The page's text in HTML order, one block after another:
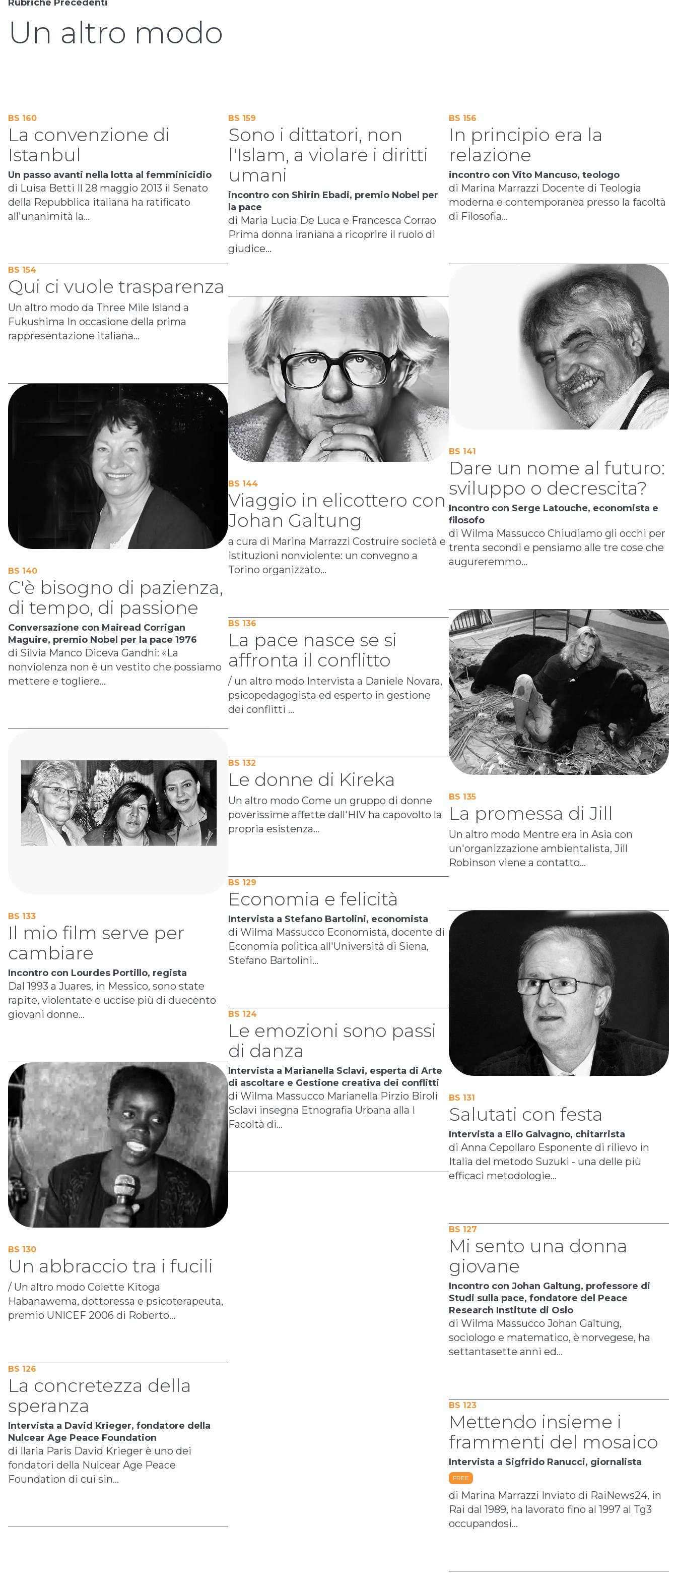
Rubriche Precedenti
Un altro modo
BS 160
La convenzione di
Istanbul
Un passo avanti nella lotta al femminicidio
di Luisa Betti Il 28 maggio 2013 il Senato
della Repubblica italiana ha ratificato
all'unanimità la...
BS 154
Qui ci vuole trasparenza
Un altro modo da Three Mile Island a
Fukushima In occasione della prima
rappresentazione italiana...
BS 140
C'è bisogno di pazienza,
di tempo, di passione
Conversazione con Mairead Corrigan
Maguire, premio Nobel per la pace 1976
di Silvia Manco Diceva Gandhi: «La
nonviolenza non è un vestito che possiamo
mettere e togliere...
BS 133
Il mio film serve per
cambiare
Incontro con Lourdes Portillo, regista
Dal 1993 a Juares, in Messico, sono state
rapite, violentate e uccise più di duecento
giovani donne...
BS 130
Un abbraccio tra i fucili
/ Un altro modo Colette Kitoga
Habanawema, dottoressa e psicoterapeuta,
premio UNICEF 2006 di Roberto...
BS 126
La concretezza della
speranza
Intervista a David Krieger, fondatore della
Nulcear Age Peace Foundation
di Ilaria Paris David Krieger è uno dei
fondatori della Nulcear Age Peace
Foundation di cui sin...
BS 159
Sono i dittatori, non
l'Islam, a violare i diritti
umani
incontro con Shirin Ebadi, premio Nobel per
la pace
di Maria Lucia De Luca e Francesca Corrao
Prima donna iraniana a ricoprire il ruolo di
giudice...
BS 144
Viaggio in elicottero con
Johan Galtung
a cura di Marina Marrazzi Costruire società e
istituzioni nonviolente: un convegno a
Torino organizzato...
BS 136
La pace nasce se si
affronta il conflitto
/ un altro modo Intervista a Daniele Novara,
psicopedagogista ed esperto in gestione
dei conflitti ...
BS 132
Le donne di Kireka
Un altro modo Come un gruppo di donne
poverissime affette dall'HIV ha capovolto la
propria esistenza...
BS 129
Economia e felicità
Intervista a Stefano Bartolini, economista
di Wilma Massucco Economista, docente di
Economia politica all'Università di Siena,
Stefano Bartolini...
BS 124
Le emozioni sono passi
di danza
Intervista a Marianella Sclavi, esperta di Arte
di ascoltare e Gestione creativa dei conflitti
di Wilma Massucco Marianella Pirzio Biroli
Sclavi insegna Etnografia Urbana alla I
Facoltà di...
BS 156
In principio era la
relazione
incontro con Vito Mancuso, teologo
di Marina Marrazzi Docente di Teologia
moderna e contemporanea presso la facoltà
di Filosofia...
BS 141
Dare un nome al futuro:
sviluppo o decrescita?
Incontro con Serge Latouche, economista e
filosofo
di Wilma Massucco Chiudiamo gli occhi per
trenta secondi e pensiamo alle tre cose che
augureremmo...
BS 135
La promessa di Jill
Un altro modo Mentre era in Asia con
un'organizzazione ambientalista, Jill
Robinson viene a contatto...
BS 131
Salutati con festa
Intervista a Elio Galvagno, chitarrista
di Anna Cepollaro Esponente di rilievo in
Italia del metodo Suzuki - una delle più
efficaci metodologie...
BS 127
Mi sento una donna
giovane
Incontro con Johan Galtung, professore di
Studi sulla pace, fondatore del Peace
Research Institute di Oslo
di Wilma Massucco Johan Galtung,
sociologo e matematico, è norvegese, ha
settantasette anni ed...
BS 123
Mettendo insieme i
frammenti del mosaico
Intervista a Sigfrido Ranucci, giornalista
FREE
di Marina Marrazzi Inviato di RaiNews24, in
Rai dal 1989, ha lavorato fino al 1997 al Tg3
occupandosi...